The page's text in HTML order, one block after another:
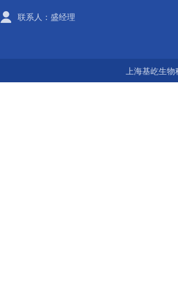
联系人：盛经理
上海基屹生